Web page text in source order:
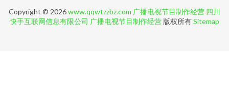
Copyright © 2026www.qqwtzzbz.com 广播电视节目制作经营 四川
快手互联网信息有限公司 广播电视节目制作经营 版权所有Sitemap